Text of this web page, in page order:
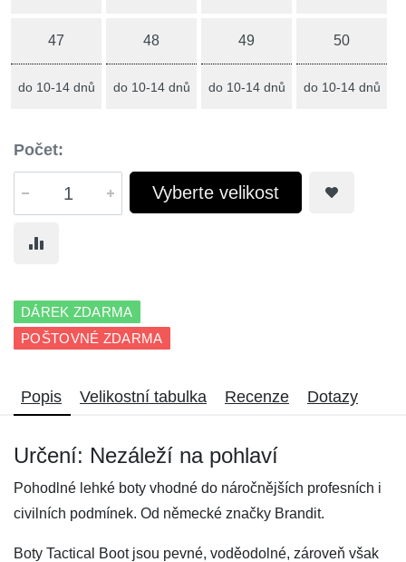
47
do 10-14 dnů
48
do 10-14 dnů
49
do 10-14 dnů
50
do 10-14 dnů
Počet:
Vyberte velikost
DÁREK ZDARMA
POŠTOVNÉ ZDARMA
Popis Velikostní tabulka Recenze Dotazy
Určení: Nezáleží na pohlaví
Pohodlné lehké boty vhodné do náročnějších profesních i
civilních podmínek. Od německé značky Brandit.
Boty Tactical Boot jsou pevné, voděodolné, zároveň však